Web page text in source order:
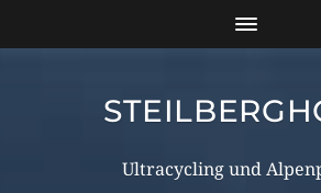
Ultracycling und